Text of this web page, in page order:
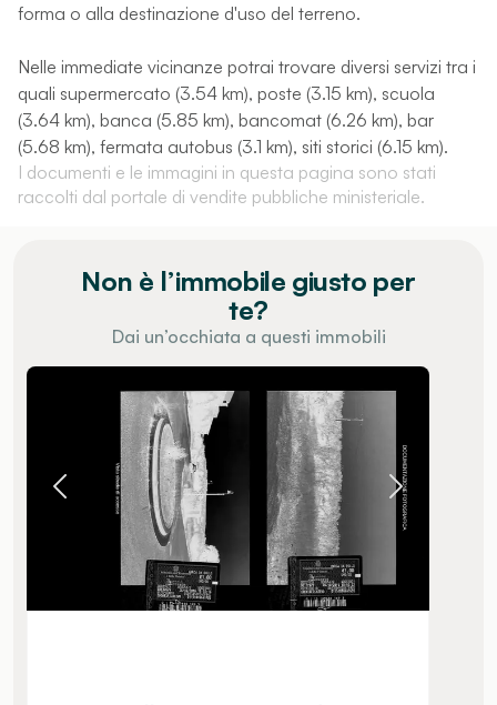
forma o alla destinazione d'uso del terreno.
Nelle immediate vicinanze potrai trovare diversi servizi tra i
quali supermercato (3.54 km), poste (3.15 km), scuola
(3.64 km), banca (5.85 km), bancomat (6.26 km), bar
(5.68 km), fermata autobus (3.1 km), siti storici (6.15 km).
I documenti e le immagini in questa pagina sono stati
raccolti dal portale di vendite pubbliche ministeriale.
Non è l’immobile giusto per
te?
Dai un’occhiata a questi immobili